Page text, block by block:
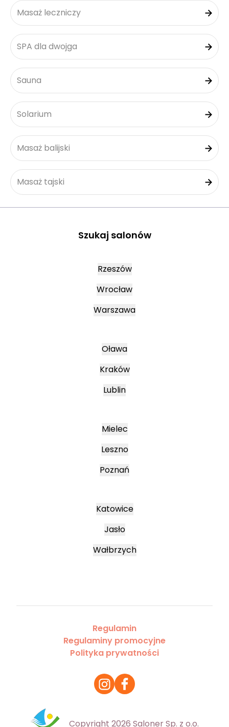
Masaż leczniczy
SPA dla dwojga
Sauna
Solarium
Masaż balijski
Masaż tajski
Szukaj salonów
Rzeszów
Wrocław
Warszawa
Oława
Kraków
Lublin
Mielec
Leszno
Poznań
Katowice
Jasło
Wałbrzych
Regulamin
Regulaminy promocyjne
Polityka prywatności
Copyright 2026 Saloner Sp. z o.o.